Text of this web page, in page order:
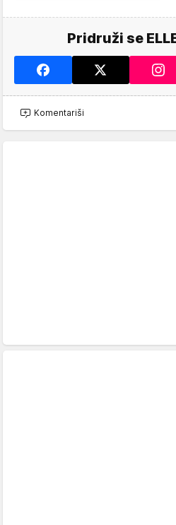
Pridruži se
Komentariši